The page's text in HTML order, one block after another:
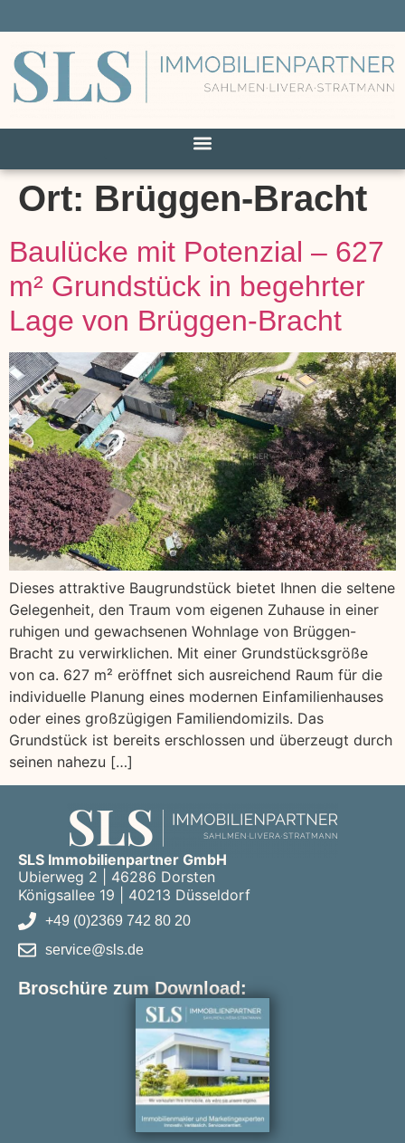
Ort: Brüggen-Bracht
Baulücke mit Potenzial – 627
m² Grundstück in begehrter
Lage von Brüggen-Bracht
Dieses attraktive Baugrundstück bietet Ihnen die seltene
Gelegenheit, den Traum vom eigenen Zuhause in einer
ruhigen und gewachsenen Wohnlage von Brüggen-
Bracht zu verwirklichen. Mit einer Grundstücksgröße
von ca. 627 m² eröffnet sich ausreichend Raum für die
individuelle Planung eines modernen Einfamilienhauses
oder eines großzügigen Familiendomizils. Das
Grundstück ist bereits erschlossen und überzeugt durch
seinen nahezu […]
SLS Immobilienpartner GmbH
Ubierweg 2 | 46286 Dorsten
Königsallee 19 | 40213 Düsseldorf
+49 (0)2369 742 80 20
service@sls.de
Broschüre zum Download: